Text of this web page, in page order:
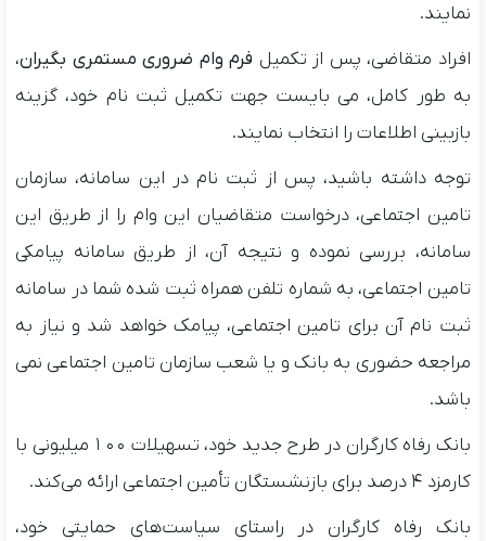
نمایند.
افراد متقاضی، پس از تکمیل فرم وام ضروری مستمری بگیران،
به طور کامل، می بایست جهت تکمیل ثبت نام خود، گزینه
بازبینی اطلاعات را انتخاب نمایند.
توجه داشته باشید، پس از ثبت نام در این سامانه، سازمان
تامین اجتماعی، درخواست متقاضیان این وام را از طریق این
سامانه، بررسی نموده و نتیجه آن، از طریق سامانه پیامکی
تامین اجتماعی، به شماره تلفن همراه ثبت شده شما در سامانه
ثبت نام آن برای تامین اجتماعی، پیامک خواهد شد و نیاز به
مراجعه حضوری به بانک و یا شعب سازمان تامین اجتماعی نمی
باشد.
بانک رفاه کارگران در طرح جدید خود، تسهیلات ۱۰۰ میلیونی با
کارمزد ۴ درصد برای بازنشستگان تأمین اجتماعی ارائه می‌کند.
بانک رفاه کارگران در راستای سیاست‌های حمایتی خود،